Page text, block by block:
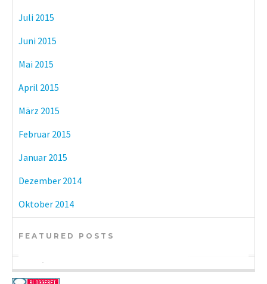
Juli 2015
Juni 2015
Mai 2015
April 2015
März 2015
Februar 2015
Januar 2015
Dezember 2014
Oktober 2014
FEATURED POSTS
eBook-Reader im Vergleich: Tolino vs.
Münchner Museen mit freiem Eintritt
DIY-Adventskalender zum kleinen Preis